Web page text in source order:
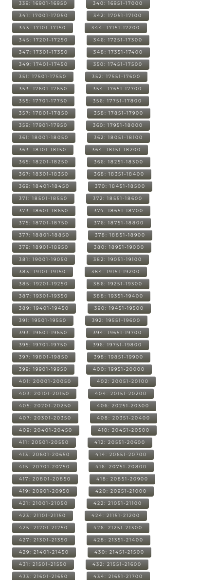
339: 16901-16950 340: 16951-17000
341: 17001-17050 342: 17051-17100
343: 17101-17150 344: 17151-17200
345: 17201-17250 346: 17251-17300
347: 17301-17350 348: 17351-17400
349: 17401-17450 350: 17451-17500
351: 17501-17550 352: 17551-17600
353: 17601-17650 354: 17651-17700
355: 17701-17750 356: 17751-17800
357: 17801-17850 358: 17851-17900
359: 17901-17950 360: 17951-18000
361: 18001-18050 362: 18051-18100
363: 18101-18150 364: 18151-18200
365: 18201-18250 366: 18251-18300
367: 18301-18350 368: 18351-18400
369: 18401-18450 370: 18451-18500
371: 18501-18550 372: 18551-18600
373: 18601-18650 374: 18651-18700
375: 18701-18750 376: 18751-18800
377: 18801-18850 378: 18851-18900
379: 18901-18950 380: 18951-19000
381: 19001-19050 382: 19051-19100
383: 19101-19150 384: 19151-19200
385: 19201-19250 386: 19251-19300
387: 19301-19350 388: 19351-19400
389: 19401-19450 390: 19451-19500
391: 19501-19550 392: 19551-19600
393: 19601-19650 394: 19651-19700
395: 19701-19750 396: 19751-19800
397: 19801-19850 398: 19851-19900
399: 19901-19950 400: 19951-20000
401: 20001-20050 402: 20051-20100
403: 20101-20150 404: 20151-20200
405: 20201-20250 406: 20251-20300
407: 20301-20350 408: 20351-20400
409: 20401-20450 410: 20451-20500
411: 20501-20550 412: 20551-20600
413: 20601-20650 414: 20651-20700
415: 20701-20750 416: 20751-20800
417: 20801-20850 418: 20851-20900
419: 20901-20950 420: 20951-21000
421: 21001-21050 422: 21051-21100
423: 21101-21150 424: 21151-21200
425: 21201-21250 426: 21251-21300
427: 21301-21350 428: 21351-21400
429: 21401-21450 430: 21451-21500
431: 21501-21550 432: 21551-21600
433: 21601-21650 434: 21651-21700